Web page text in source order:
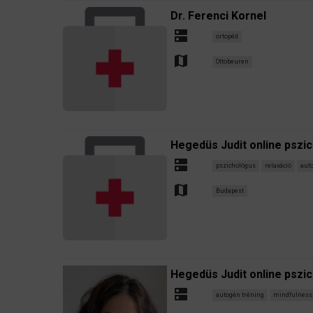
Dr. Ferenci Kornel
dns ortopéd
map Ottobeuren
Hegedüs Judit online
dns pszichológus relaxáció
map Budapest
Hegedüs Judit online
dns autogén tréning mindfulness